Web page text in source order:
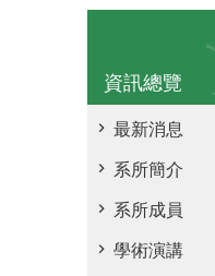
資訊總覽
最新消息
系所簡介
系所成員
學術演講